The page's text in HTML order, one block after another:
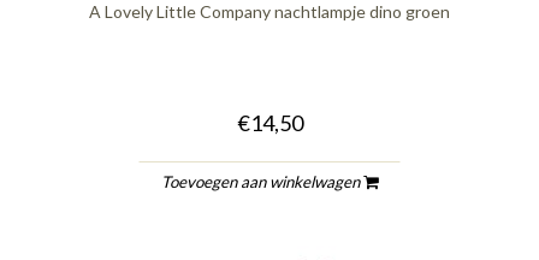
A Lovely Little Company nachtlampje dino groen
€14,50
Toevoegen aan winkelwagen